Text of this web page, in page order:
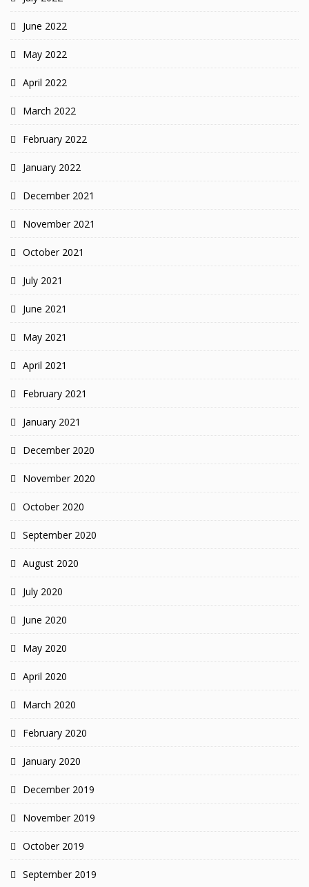
June 2022
May 2022
April 2022
March 2022
February 2022
January 2022
December 2021
November 2021
October 2021
July 2021
June 2021
May 2021
April 2021
February 2021
January 2021
December 2020
November 2020
October 2020
September 2020
August 2020
July 2020
June 2020
May 2020
April 2020
March 2020
February 2020
January 2020
December 2019
November 2019
October 2019
September 2019